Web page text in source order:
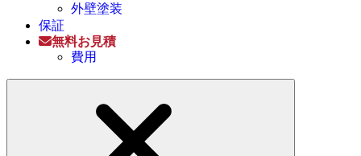
外壁塗装
保証
無料お見積
費用